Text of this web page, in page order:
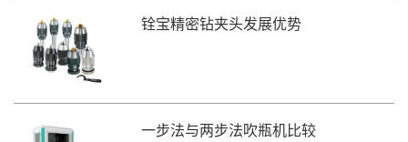
铨宝精密钻夹头发展优势
一步法与两步法吹瓶机比较